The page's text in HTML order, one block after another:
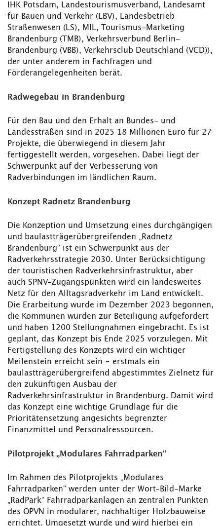
IHK Potsdam, Landestourismusverband, Landesamt
für Bauen und Verkehr (LBV), Landesbetrieb
Straßenwesen (LS), MIL, Tourismus-Marketing
Brandenburg (TMB), Verkehrsverbund Berlin-
Brandenburg (VBB), Verkehrsclub Deutschland (VCD)),
der unter anderem in Fachfragen und
Förderangelegenheiten berät.
Radwegebau in Brandenburg
Für den Bau und den Erhalt an Bundes- und
Landesstraßen sind in 2025 18 Millionen Euro für 27
Projekte, die überwiegend in diesem Jahr
fertiggestellt werden, vorgesehen. Dabei liegt der
Schwerpunkt auf der Verbesserung von
Radverbindungen im ländlichen Raum.
Konzept Radnetz Brandenburg
Die Konzeption und Umsetzung eines durchgängigen
und baulastträgerübergreifenden „Radnetz
Brandenburg“ ist ein Schwerpunkt aus der
Radverkehrsstrategie 2030. Unter Berücksichtigung
der touristischen Radverkehrsinfrastruktur, aber
auch SPNV-Zugangspunkten wird ein landesweites
Netz für den Alltagsradverkehr im Land entwickelt.
Die Erarbeitung wurde im Dezember 2023 begonnen,
die Kommunen wurden zur Beteiligung aufgefordert
und haben 1200 Stellungnahmen eingebracht. Es ist
geplant, das Konzept bis Ende 2025 vorzulegen. Mit
Fertigstellung des Konzepts wird ein wichtiger
Meilenstein erreicht sein – erstmals ein
baulastträgerübergreifend abgestimmtes Zielnetz für
den zukünftigen Ausbau der
Radverkehrsinfrastruktur in Brandenburg. Damit wird
das Konzept eine wichtige Grundlage für die
Prioritätensetzung angesichts begrenzter
Finanzmittel und Personalressourcen.
Pilotprojekt „Modulares Fahrradparken“
Im Rahmen des Pilotprojekts „Modulares
Fahrradparken“ werden unter der Wort-Bild-Marke
„RadPark“ Fahrradparkanlagen an zentralen Punkten
des ÖPVN in modularer, nachhaltiger Holzbauweise
errichtet. Umgesetzt wurde und wird hierbei ein